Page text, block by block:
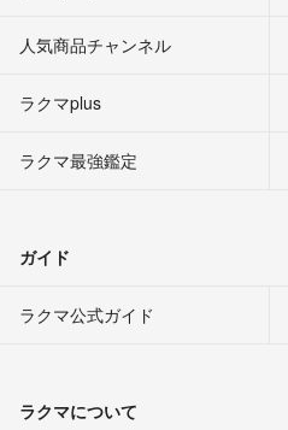
人気商品チャンネル
ラクマplus
ラクマ最強鑑定
ガイド
ラクマ公式ガイド
ラクマについて